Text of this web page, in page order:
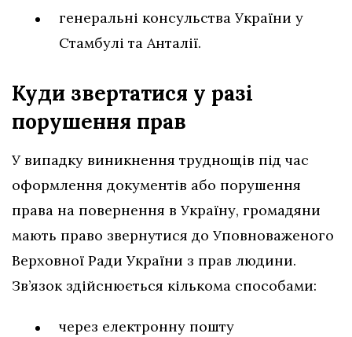
генеральні консульства України у
Стамбулі та Анталії.
Куди звертатися у разі
порушення прав
У випадку виникнення труднощів під час
оформлення документів або порушення
права на повернення в Україну, громадяни
мають право звернутися до Уповноваженого
Верховної Ради України з прав людини.
Зв’язок здійснюється кількома способами:
через електронну пошту